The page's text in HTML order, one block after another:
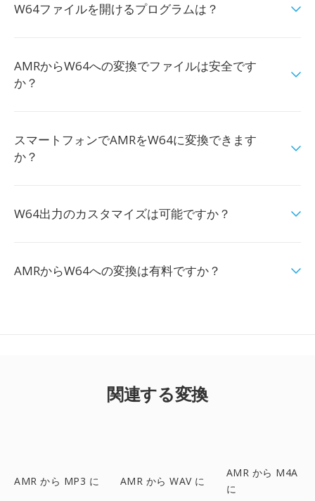
W64ファイルを開けるプログラムは？
AMRからW64への変換でファイルは安全です
か？
スマートフォンでAMRをW64に変換できます
か？
W64出力のカスタマイズは可能ですか？
AMRからW64への変換は有料ですか？
関連する変換
AMR から MP3 に AMR から WAV に
AMR から M4A
に